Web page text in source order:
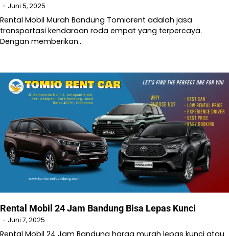
Juni 5, 2025
Rental Mobil Murah Bandung Tomiorent adalah jasa
transportasi kendaraan roda empat yang terpercaya.
Dengan memberikan…
Rental Mobil 24 Jam Bandung Bisa Lepas Kunci
Juni 7, 2025